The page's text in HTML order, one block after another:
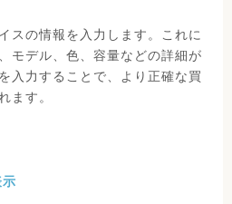
スの情報を入力します。これに
モデル、色、容量などの詳細が
入力することで、より正確な買
ます。